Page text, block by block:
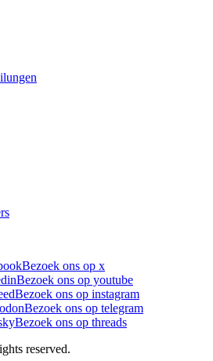
Bezoek ons op x
Bezoek ons op youtube
Bezoek ons op instagram
Bezoek ons op telegram
Bezoek ons op threads
reserved.